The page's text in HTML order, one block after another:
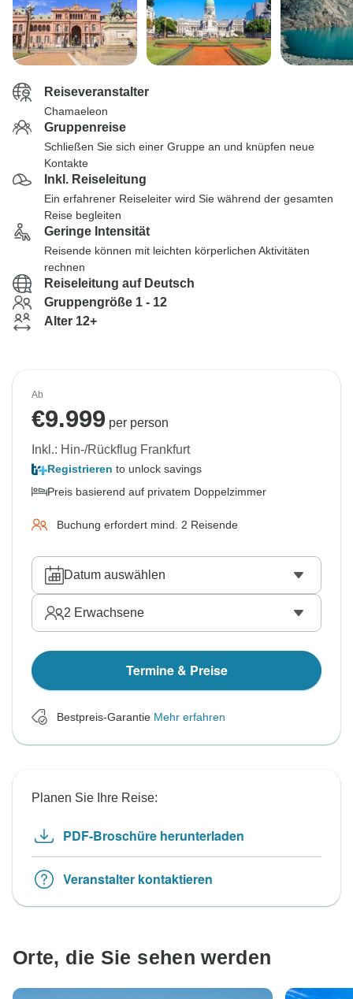
Reiseveranstalter
Chamaeleon
Gruppenreise
Schließen Sie sich einer Gruppe an und knüpfen neue
Kontakte
Inkl. Reiseleitung
Ein erfahrener Reiseleiter wird Sie während der gesamten
Reise begleiten
Geringe Intensität
Reisende können mit leichten körperlichen Aktivitäten
rechnen
Reiseleitung auf Deutsch
Gruppengröße 1 - 12
Alter 12+
Ab
€9.999 per person
Inkl.: Hin-/Rückflug Frankfurt
Registrieren to unlock savings
Preis basierend auf privatem Doppelzimmer
Buchung erfordert mind. 2 Reisende
Datum auswählen
2 Erwachsene
Termine & Preise
Bestpreis-Garantie Mehr erfahren
Planen Sie Ihre Reise:
PDF-Broschüre herunterladen
Veranstalter kontaktieren
Orte, die Sie sehen werden